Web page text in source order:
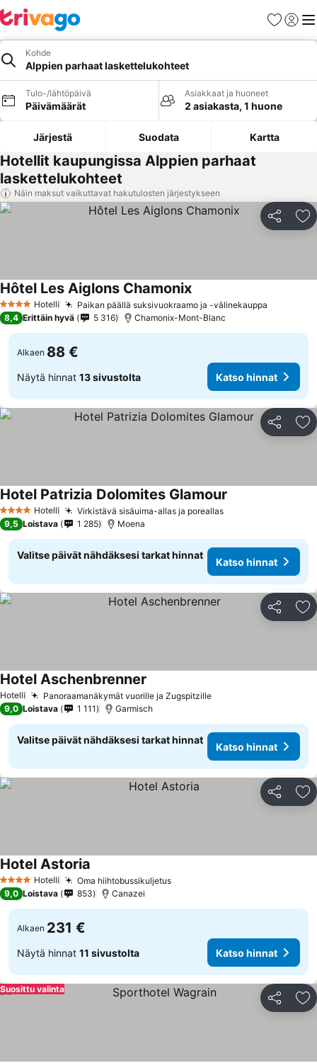
Suosikit
Kohde
Alppien parhaat laskettelukohteet
Tulo-/lähtöpäivä
Päivämäärät
Asiakkaat ja huoneet
2 asiakasta, 1 huone
Järjestä Suodata Kartta
Hotellit kaupungissa Alppien parhaat
laskettelukohteet
Näin maksut vaikuttavat hakutulosten järjestykseen
Jaa
4 Tähtiluokitus
Hotelli Paikan päällä suksivuokraamo ja -välinekauppa
Hôtel Les Aiglons ChamonixKatso hinnat
8,4 Erittäin hyvä 5 316 Chamonix-Mont-Blanc
Alkaen 88 €
Näytä hinnat 13 sivustolta Katso hinnat
Jaa
4 Tähtiluokitus
Hotelli Virkistävä sisäuima-allas ja poreallasKatso hinnat
Hotel Patrizia Dolomites Glamour
9,5 Loistava 1 285 Moena
Valitse päivät nähdäksesi tarkat hinnat
Katso hinnat
Jaa
Hotelli Panoraamanäkymät vuorille ja ZugspitzilleKatso hinnat
Hotel Aschenbrenner
9,0 Loistava 1 111 Garmisch
Valitse päivät nähdäksesi tarkat hinnat
Katso hinnat
Jaa
4 Tähtiluokitus
Hotelli Oma hiihtobussikuljetusKatso hinnat
Hotel Astoria
9,0 Loistava 853 Canazei
Alkaen 231 €
Näytä hinnat 11 sivustolta Katso hinnat
Jaa
Suosittu valinta